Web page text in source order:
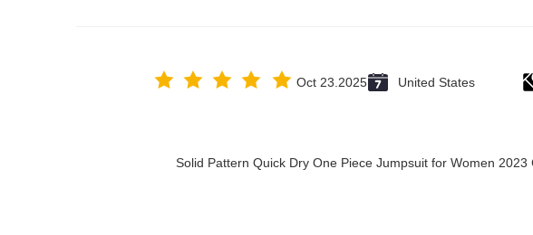
United States
Oct 23.2025
Solid Pattern Quick Dry One Piece Jumpsuit for Women